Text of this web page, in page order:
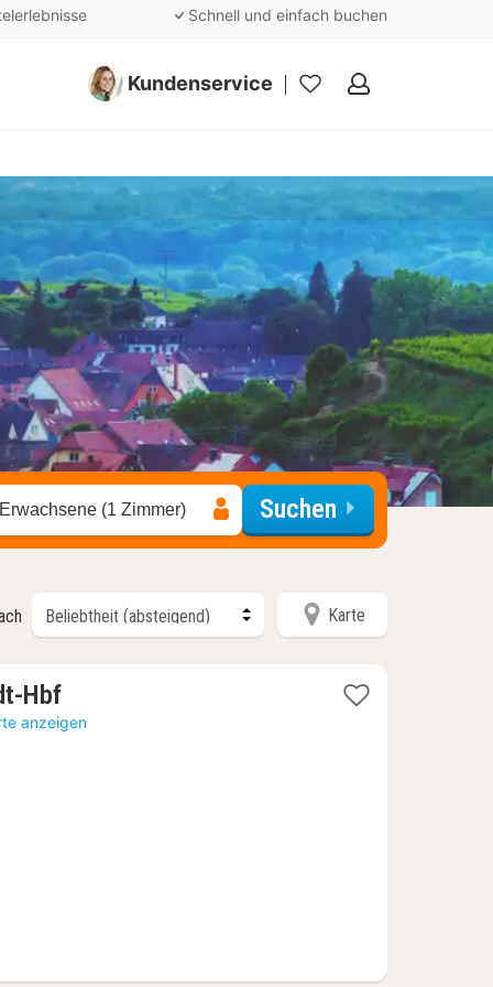
Schnell und einfach buchen
Kundenservice
Meine
(1 Zimmer) Suchen
Karte
Hbf1
Nacht
anzeigen